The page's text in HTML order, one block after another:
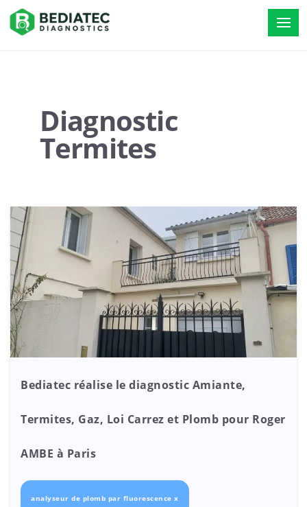
Diagnostic
Termites
Bediatec réalise le diagnostic Amiante,
Termites, Gaz, Loi Carrez et Plomb pour Roger
AMBE à Paris
analyseur de plomb par fluorescence x